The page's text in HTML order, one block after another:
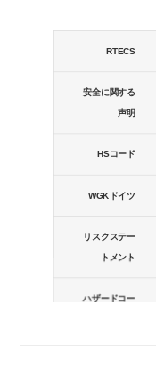
RTECS
安全に関する
声明
HSコード
WGKドイツ
リスクステー
トメント
ハザードコー